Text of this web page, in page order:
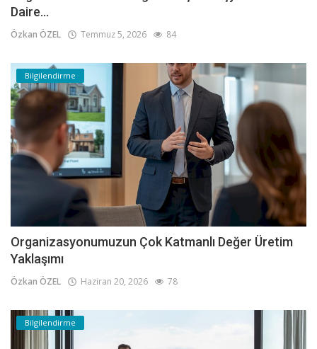
Daire...
Özkan ÖZEL Temmuz 5, 2026 84
Bilgilendirme
Organizasyonumuzun Çok Katmanlı Değer Üretim
Yaklaşımı
Özkan ÖZEL Haziran 20, 2026 78
Bilgilendirme